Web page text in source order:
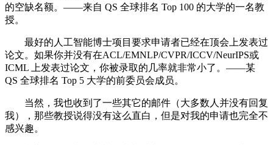
的空缺名额。——来自 QS 全球排名 Top 100 的大学的一名教
授。
最好的人工智能博士项目要求申请者已经在顶会上发表过
论文。如果你并没有在ACL/EMNLP/CVPR/ICCV/NeurIPS或
ICML 上发表过论文，你被录取的几率就非常小了。——某
QS 全球排名 Top 5 大学的前委员会成员。
当然，我也收到了一些其它的邮件（大多数人并没有回复
我），那些教授说得没有这么直白，但是对我的申请也完全不
感兴趣。